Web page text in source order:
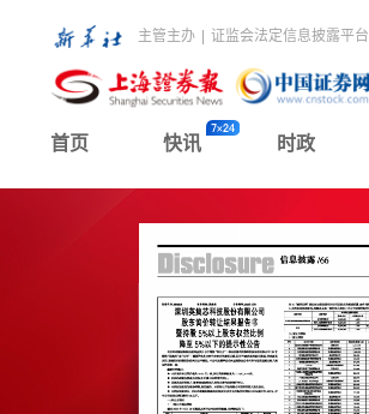
主管主办 证监会法定信息披露平台
首页 快讯 时政